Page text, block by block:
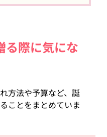
る際に気にな
方法や予算など、誕
ことをまとめていま